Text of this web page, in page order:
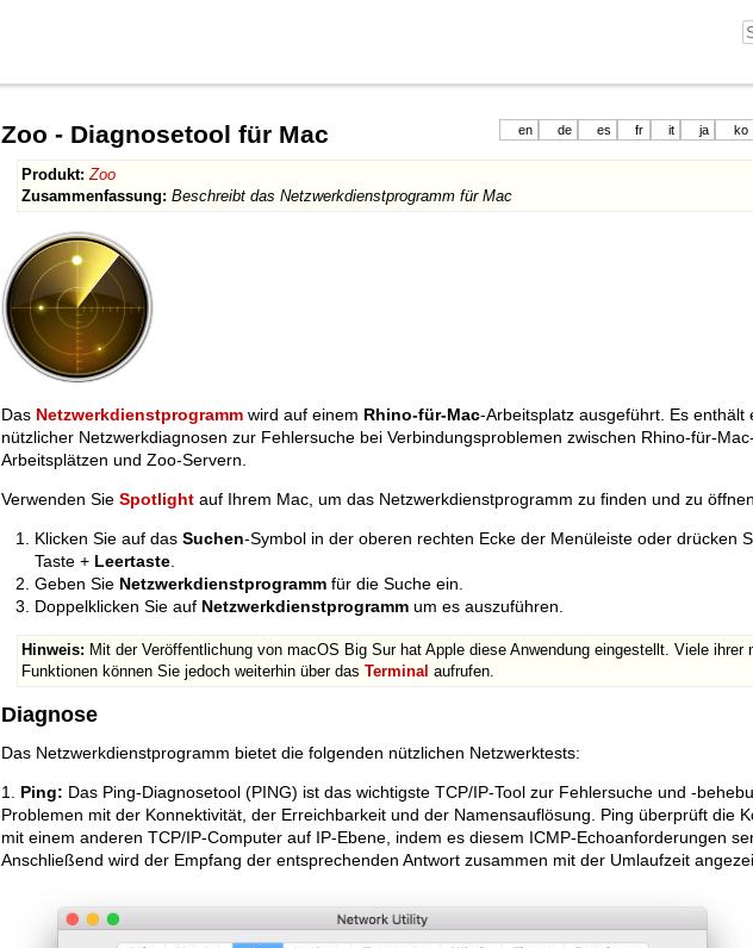
en de es fr it ja ko
Zoo - Diagnosetool für Mac
Produkt: Zoo
Zusammenfassung: Beschreibt das Netzwerkdienstprogramm für Mac
Das Netzwerkdienstprogramm wird auf einem Rhino-für-Mac-Arbeitsplatz ausgeführt. Es enthält
nützlicher Netzwerkdiagnosen zur Fehlersuche bei Verbindungsproblemen zwischen Rhino-für-Mac-
Arbeitsplätzen und Zoo-Servern.
Verwenden Sie Spotlight auf Ihrem Mac, um das Netzwerkdienstprogramm zu finden und zu öffnen.
Klicken Sie auf das Suchen-Symbol in der oberen rechten Ecke der Menüleiste oder drücken
Taste + Leertaste
Geben Sie Netzwerkdienstprogramm für die Suche ein.
Doppelklicken Sie auf Netzwerkdienstprogramm um es auszuführen.
Hinweis: Mit der Veröffentlichung von macOS Big Sur hat Apple diese Anwendung eingestellt. Viele ihrer
Funktionen können Sie jedoch weiterhin über dasTerminal aufrufen.
Diagnose
Das Netzwerkdienstprogramm bietet die folgenden nützlichen Netzwerktests:
1. Ping: Das Ping-Diagnosetool (PING) ist das wichtigste TCP/IP-Tool zur Fehlersuche und -
Problemen mit der Konnektivität, der Erreichbarkeit und der Namensauflösung. Ping überprüft die
mit einem anderen TCP/IP-Computer auf IP-Ebene, indem es diesem ICMP-Echoanforderungen
Anschließend wird der Empfang der entsprechenden Antwort zusammen mit der Umlaufzeit